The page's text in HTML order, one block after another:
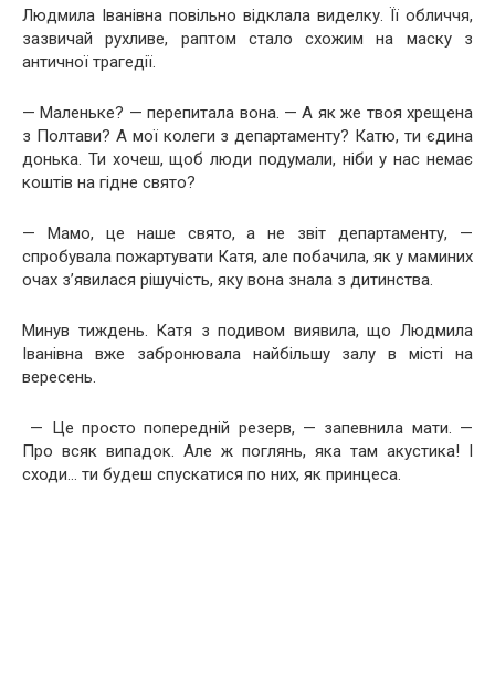
Людмила Іванівна повільно відклала виделку. Її обличчя,
зазвичай рухливе, раптом стало схожим на маску з
античної трагедії.
— Маленьке? — перепитала вона. — А як же твоя хрещена
з Полтави? А мої колеги з департаменту? Катю, ти єдина
донька. Ти хочеш, щоб люди подумали, ніби у нас немає
коштів на гідне свято?
— Мамо, це наше свято, а не звіт департаменту, —
спробувала пожартувати Катя, але побачила, як у маминих
очах з’явилася рішучість, яку вона знала з дитинства.
Минув тиждень. Катя з подивом виявила, що Людмила
Іванівна вже забронювала найбільшу залу в місті на
вересень.
— Це просто попередній резерв, — запевнила мати. —
Про всяк випадок. Але ж поглянь, яка там акустика! І
сходи… ти будеш спускатися по них, як принцеса.